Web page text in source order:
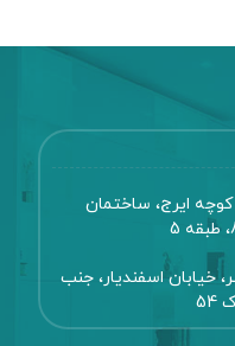
کوچه ایرج، ساختمان
خیابان اسفندیار، جنب